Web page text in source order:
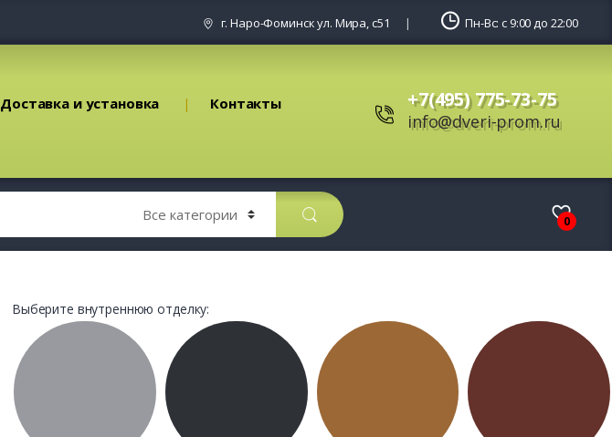
г. Наро-Фоминск ул. Мира, с51 Пн-Вс: с 9:00 до 22:00
Доставка и установка Контакты +7(495) 775-73-75
info@dveri-prom.ru
0
Выберите внутреннюю отделку: